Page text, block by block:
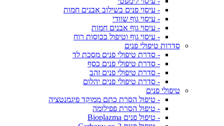
- עיסוי פנים בשילוב אבנים חמות
- עיסוי גוף שוודי
- עיסוי גוף אבנים חמות
- עיסוי גוף וטיפול בכוסות רוח
סדרות טיפולי פנים
- סדרת טיפולי פנים מסכת לד
- סדרת טיפולי פנים כסף
- סדרת טיפולי פנים זהב
- סדרת טיפולי פנים יהלום
טיפולי פנים
- טיפול הסרת כתם ממוקד פיגמנטציה
- טיפול הסרת פפילומה
- טיפול פנים Bioplazma